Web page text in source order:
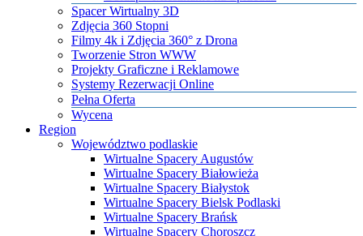
​Spacer Wirtualny 3D
​Zdjęcia 360 Stopni
​Filmy 4k i Zdjęcia 360° z Drona
​Tworzenie Stron WWW
​Projekty Graficzne i Reklamowe
​Systemy Rezerwacji Online
Pełna Oferta
Wycena
Region
Województwo podlaskie
Wirtualne Spacery Augustów
Wirtualne Spacery Białowieża
Wirtualne Spacery Białystok
Wirtualne Spacery Bielsk Podlaski
Wirtualne Spacery Brańsk
Wirtualne Spacery Choroszcz